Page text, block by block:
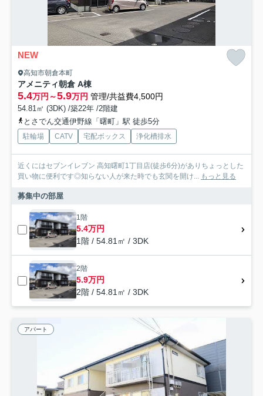
NEW
高知市朝倉本町
アメニティ朝倉 A棟
5.4万円～5.9万円 管理/共益費4,500円
54.81㎡ (3DK) /築22年 /2階建
とさでん交通伊野線「曙町」駅 徒歩5分
駐輪場 CATV 宅配ボックス 浄化槽排水
近くにはセブンイレブン 高知曙町1丁目店(徒歩6分)がありちょっとした
買い物に便利です◎知らない人が来た時でも玄関を開け... もっと見る
募集中の部屋
1階
5.4万円
1階 / 54.81㎡ / 3DK
2階
5.9万円
2階 / 54.81㎡ / 3DK
アパート